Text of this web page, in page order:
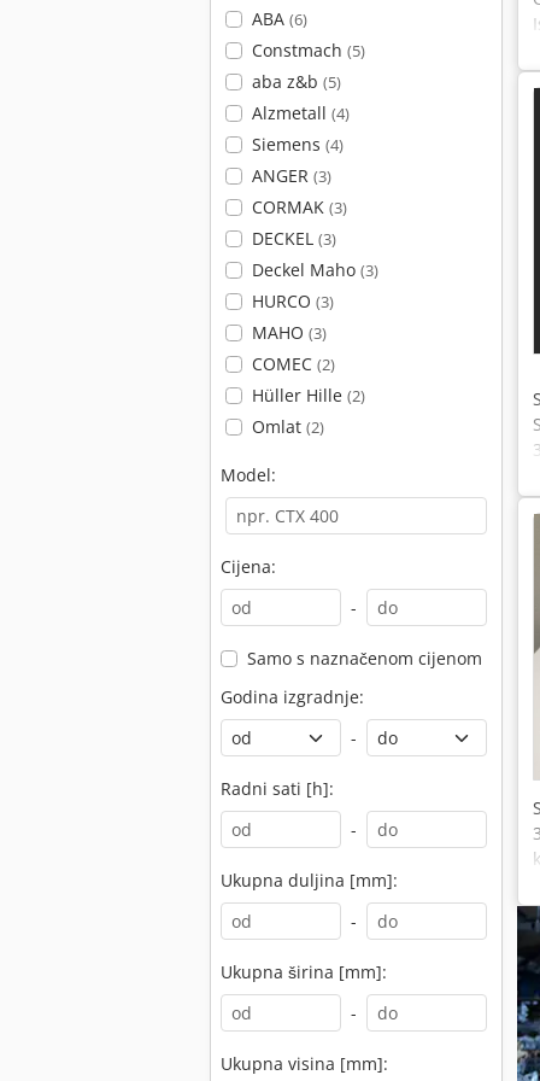
ABA (6)
Constmach (5)
aba z&b (5)
Alzmetall (4)
Siemens (4)
ANGER (3)
CORMAK (3)
DECKEL (3)
Deckel Maho (3)
HURCO (3)
MAHO (3)
COMEC (2)
Hüller Hille (2)
Omlat (2)
Model:
Cijena:
-
Samo s naznačenom cijenom
Godina izgradnje:
-
Radni sati [h]:
-
Ukupna duljina [mm]:
-
Ukupna širina [mm]:
-
Ukupna visina [mm]: